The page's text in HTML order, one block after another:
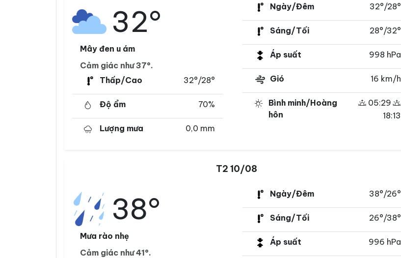
32°
Mây đen u ám
Cảm giác như 37°.
Thấp/Cao
32°/28°
Độ ẩm 70%
Lượng mưa 0,0 mm
Ngày/Đêm 32°/28°
Sáng/Tối 28°/32°
Áp suất 998 hPa
Gió 16 km/h
Bình minh/Hoàng
hôn
05:29
18:13
T2 10/08
38°
Mưa rào nhẹ
Cảm giác như 41°.
Ngày/Đêm 38°/26°
Sáng/Tối 26°/38°
Áp suất 996 hPa